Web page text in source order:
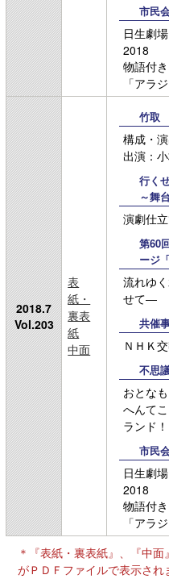
市民
日生劇
2018
物語付
「アラ
2018.7
Vol.203
表
紙・
裏表
紙
中面
竹取
構成・
出演：
行く
～舞
演劇仕
第60
ージ
流れゆ
せて―
共催
ＮＨＫ
不思
おとな
へんて
ランド！
市民
日生劇
2018
物語付
「アラ
＊『表紙・裏表紙』、『中面
がＰＤＦファイルで表示され